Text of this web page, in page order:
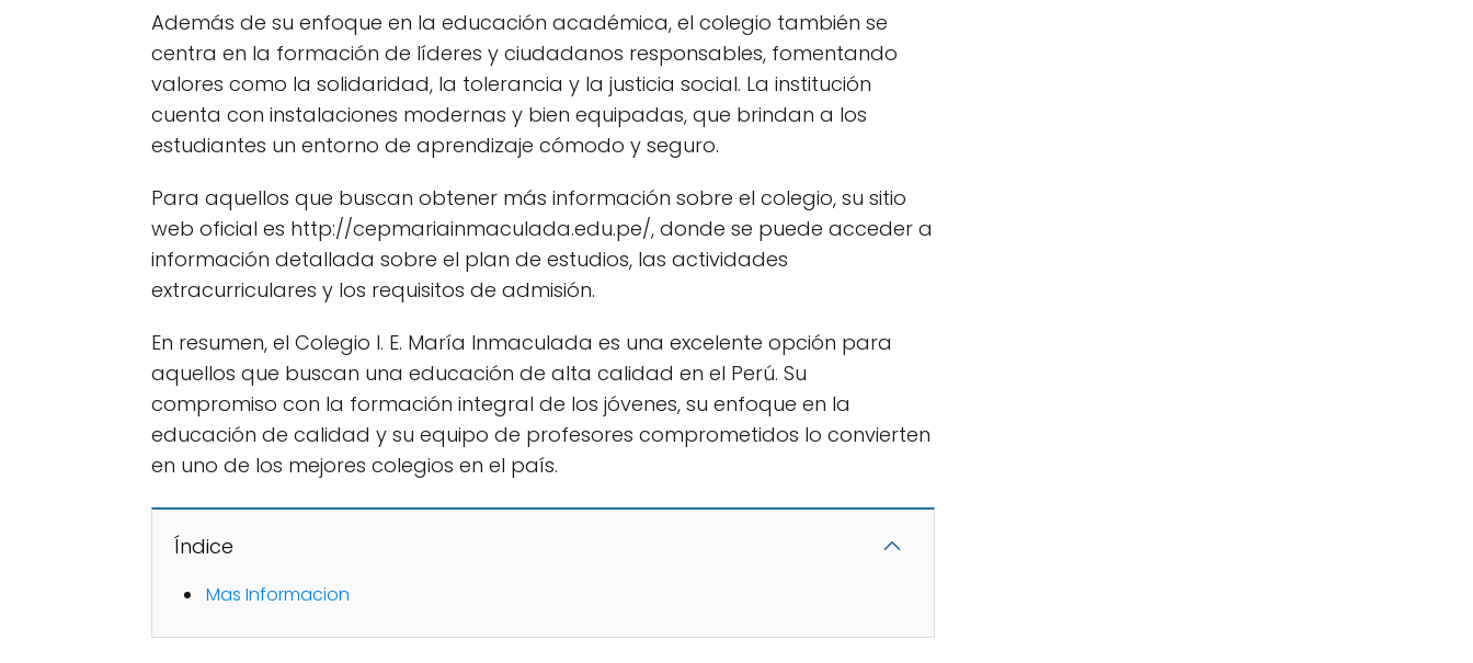
Además de su enfoque en la educación académica, el colegio también se
centra en la formación de líderes y ciudadanos responsables, fomentando
valores como la solidaridad, la tolerancia y la justicia social. La institución
cuenta con instalaciones modernas y bien equipadas, que brindan a los
estudiantes un entorno de aprendizaje cómodo y seguro.
Para aquellos que buscan obtener más información sobre el colegio, su sitio
web oficial es http://cepmariainmaculada.edu.pe/, donde se puede acceder a
información detallada sobre el plan de estudios, las actividades
extracurriculares y los requisitos de admisión.
En resumen, el Colegio I. E. María Inmaculada es una excelente opción para
aquellos que buscan una educación de alta calidad en el Perú. Su
compromiso con la formación integral de los jóvenes, su enfoque en la
educación de calidad y su equipo de profesores comprometidos lo convierten
en uno de los mejores colegios en el país.
Índice
Mas Informacion